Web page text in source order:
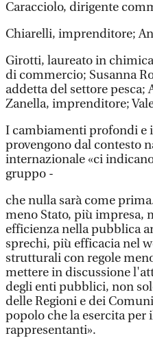
Caracciolo, dirigente
Chiarelli, imprenditore;
Girotti, laureato in
di commercio; Susanna
addetta del settore pesca;
Zanella, imprenditore;
I cambiamenti profondi e
provengono dal contesto
internazionale «ci
gruppo -
che nulla sarà come
meno Stato, più impresa,
efficienza nella pubblica
sprechi, più efficacia nel
strutturali con regole
mettere in discussione
degli enti pubblici, non
delle Regioni e dei
popolo che la esercita
rappresentanti».